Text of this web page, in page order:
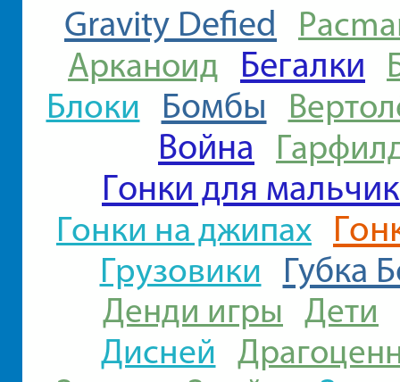
Gravity Defied
Арканоид Бегалки
Блоки Бомбы
Война
Гонки для
Гонки на джипах
Грузовики Губка
Денди игры Дети
Дисней